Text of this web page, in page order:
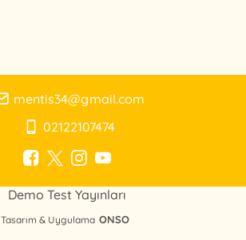
mentis34@gmail.com
02122107474
Demo Test Yayınları
Tasarım & Uygulama ONSO